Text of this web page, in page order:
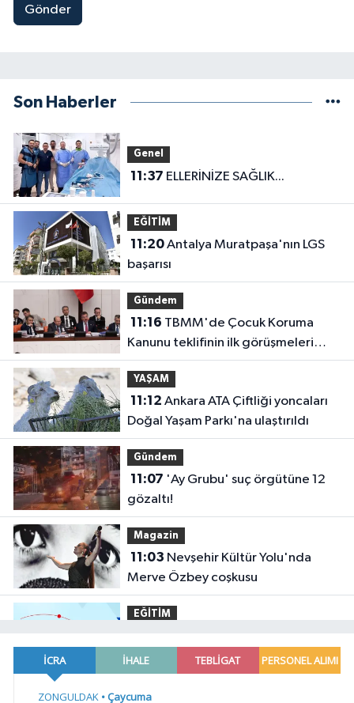
Gönder
Son Haberler
Genel
11:37 ELLERİNİZE SAĞLIK...
EĞİTİM
11:20Antalya Muratpaşa'nın LGS
başarısı
Gündem
11:16
Kanunu teklifinin ilk görüşmeleri
tamamlandı
YAŞAM
11:12
Doğal Yaşam Parkı'na ulaştırıldı
Gündem
11:07
gözaltı!
Magazin
11:03
Merve Özbey coşkusu
EĞİTİM
araştırmacılara performans bursu
çağrısı